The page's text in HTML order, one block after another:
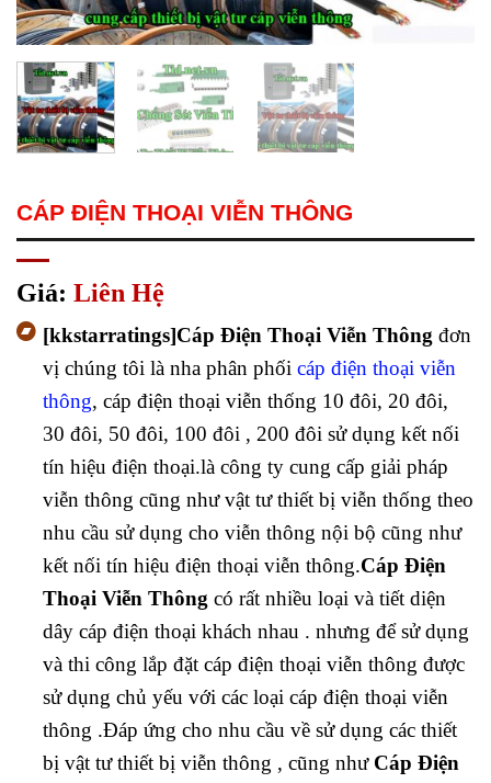
CÁP ĐIỆN THOẠI VIỄN THÔNG
Giá: Liên Hệ
[kkstarratings]Cáp Điện Thoại Viễn Thông đơn
vị chúng tôi là nha phân phối cáp điện thoại viễn
thông, cáp điện thoại viễn thống 10 đôi, 20 đôi,
30 đôi, 50 đôi, 100 đôi , 200 đôi sử dụng kết nối
tín hiệu điện thoại.là công ty cung cấp giải pháp
viễn thông cũng như vật tư thiết bị viễn thống theo
nhu cầu sử dụng cho viễn thông nội bộ cũng như
kết nối tín hiệu điện thoại viễn thông.Cáp Điện
Thoại Viễn Thông có rất nhiều loại và tiết diện
dây cáp điện thoại khách nhau . nhưng để sử dụng
và thi công lắp đặt cáp điện thoại viễn thông được
sử dụng chủ yếu với các loại cáp điện thoại viễn
thông .Đáp ứng cho nhu cầu về sử dụng các thiết
bị vật tư thiết bị viễn thông , cũng như Cáp Điện